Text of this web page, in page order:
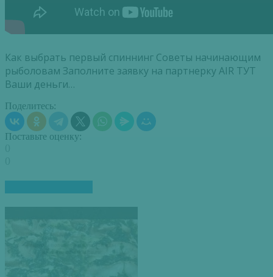
Как выбрать первый спиннинг Советы начинающим
рыболовам Заполните заявку на партнерку AIR ТУТ
Ваши деньги…
Поделитесь:
Поставьте оценку: